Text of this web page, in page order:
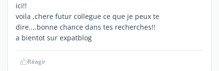
ici!!
voila ,chere futur collegue ce que je peux te
dire....bonne chance dans tes recherches!!
a bientot sur expatblog
Réagir